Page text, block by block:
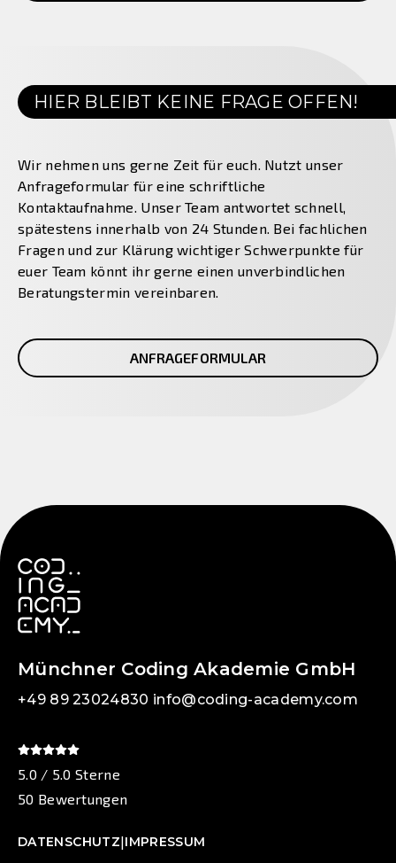
HIER BLEIBT KEINE FRAGE OFFEN!
Wir nehmen uns gerne Zeit für euch. Nutzt unser
Anfrageformular für eine schriftliche
Kontaktaufnahme. Unser Team antwortet schnell,
spätestens innerhalb von 24 Stunden. Bei fachlichen
Fragen und zur Klärung wichtiger Schwerpunkte für
euer Team könnt ihr gerne einen unverbindlichen
Beratungstermin vereinbaren.
ANFRAGEFORMULAR
Münchner Coding Akademie GmbH
+49 89 23024830 info@coding-academy.com
5.0 / 5.0 Sterne
50 Bewertungen
DATENSCHUTZ|IMPRESSUM